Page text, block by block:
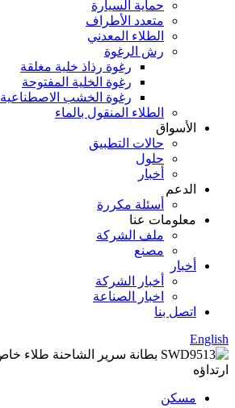
حماية السيارة
متعدد الأطراف
الطلاء المعدني
رش الرغوة
رغوة رذاذ خلية مغلقة
رغوة الخلية المفتوحة
رغوة الخشب الاصطناعية
الطلاء المنقول بالماء
الأسواق
حالات التطبيق
حلول
أخبار
الدعم
أسئلة مكررة
معلومات عنا
ملف الشركة
مصنع
أخبار
أخبار الشركة
اخبار الصناعة
اتصل بنا
English
مسكن